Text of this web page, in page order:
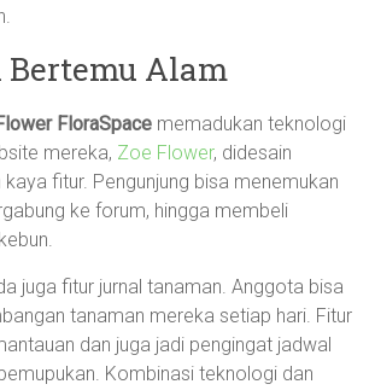
Alam
FloraSpace memadukan teknologi
mereka, Zoe Flower, didesain
fitur. Pengunjung bisa menemukan
ke forum, hingga membeli
juga fitur jurnal tanaman. Anggota bisa
tanaman mereka setiap hari. Fitur
dan juga jadi pengingat jadwal
Kombinasi teknologi dan